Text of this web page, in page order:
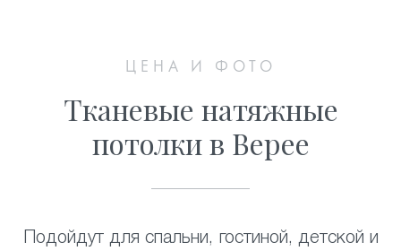
ЦЕНА И ФОТО
Тканевые натяжные
потолки в Верее
Подойдут для спальни, гостиной, детской и